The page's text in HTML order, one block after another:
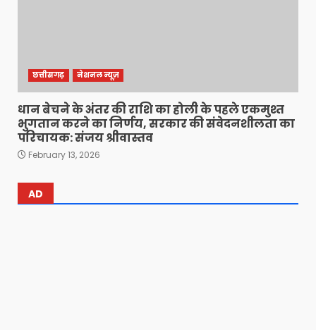
छत्तीसगढ़ नेशनल न्यूज़
धान बेचने के अंतर की राशि का होली के पहले एकमुश्त
भुगतान करने का निर्णय, सरकार की संवेदनशीलता का
परिचायक: संजय श्रीवास्तव
February 13, 2026
AD